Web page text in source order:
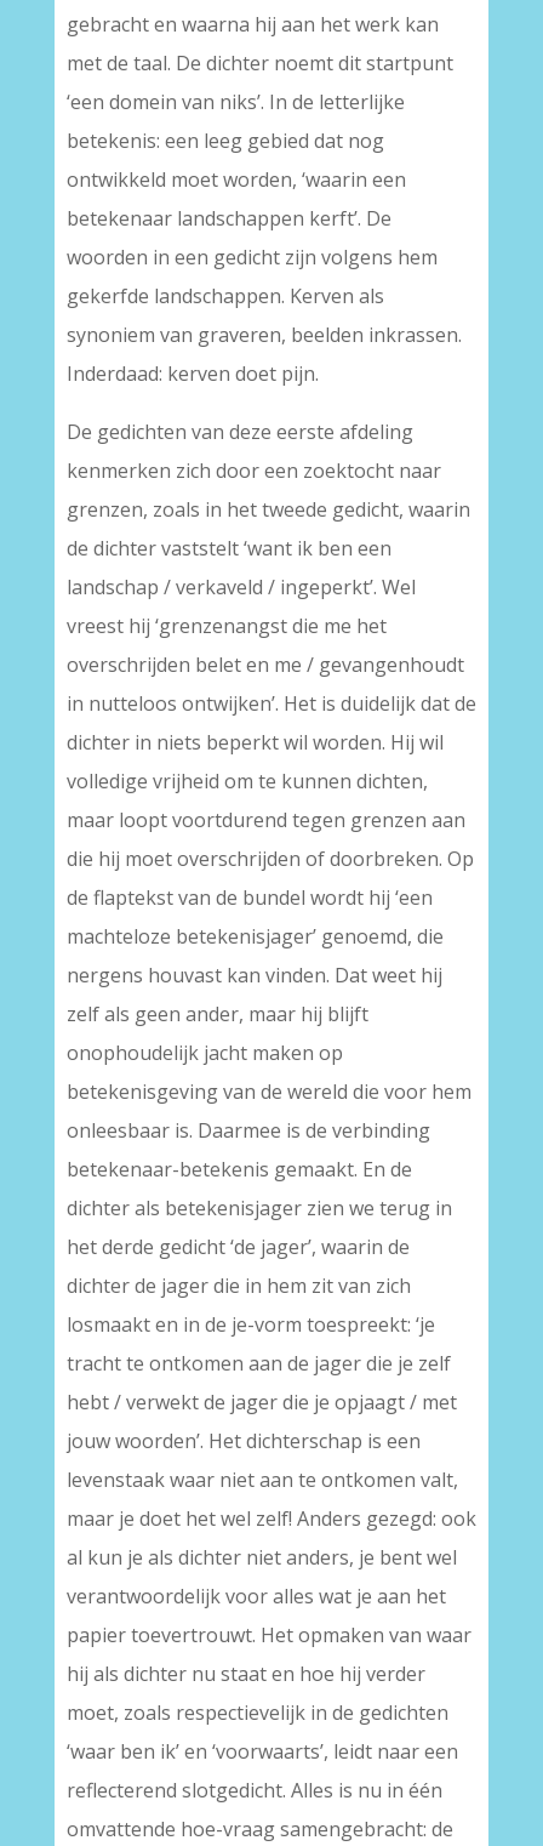
gebracht en waarna hij aan het werk kan
met de taal. De dichter noemt dit startpunt
‘een domein van niks’. In de letterlijke
betekenis: een leeg gebied dat nog
ontwikkeld moet worden, ‘waarin een
betekenaar landschappen kerft’. De
woorden in een gedicht zijn volgens hem
gekerfde landschappen. Kerven als
synoniem van graveren, beelden inkrassen.
Inderdaad: kerven doet pijn.
De gedichten van deze eerste afdeling
kenmerken zich door een zoektocht naar
grenzen, zoals in het tweede gedicht, waarin
de dichter vaststelt ‘want ik ben een
landschap / verkaveld / ingeperkt’. Wel
vreest hij ‘grenzenangst die me het
overschrijden belet en me / gevangenhoudt
in nutteloos ontwijken’. Het is duidelijk dat de
dichter in niets beperkt wil worden. Hij wil
volledige vrijheid om te kunnen dichten,
maar loopt voortdurend tegen grenzen aan
die hij moet overschrijden of doorbreken. Op
de flaptekst van de bundel wordt hij ‘een
machteloze betekenisjager’ genoemd, die
nergens houvast kan vinden. Dat weet hij
zelf als geen ander, maar hij blijft
onophoudelijk jacht maken op
betekenisgeving van de wereld die voor hem
onleesbaar is. Daarmee is de verbinding
betekenaar-betekenis gemaakt. En de
dichter als betekenisjager zien we terug in
het derde gedicht ‘de jager’, waarin de
dichter de jager die in hem zit van zich
losmaakt en in de je-vorm toespreekt: ‘je
tracht te ontkomen aan de jager die je zelf
hebt / verwekt de jager die je opjaagt / met
jouw woorden’. Het dichterschap is een
levenstaak waar niet aan te ontkomen valt,
maar je doet het wel zelf! Anders gezegd: ook
al kun je als dichter niet anders, je bent wel
verantwoordelijk voor alles wat je aan het
papier toevertrouwt. Het opmaken van waar
hij als dichter nu staat en hoe hij verder
moet, zoals respectievelijk in de gedichten
‘waar ben ik’ en ‘voorwaarts’, leidt naar een
reflecterend slotgedicht. Alles is nu in één
omvattende hoe-vraag samengebracht: de